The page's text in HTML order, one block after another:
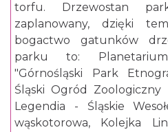
torfu. Drzewostan
zaplanowany, dzięki
bogactwo gatunków
parku to:
"Górnośląski Park
Śląski Ogród
Legendia - Śląskie
wąskotorowa, Kolejka